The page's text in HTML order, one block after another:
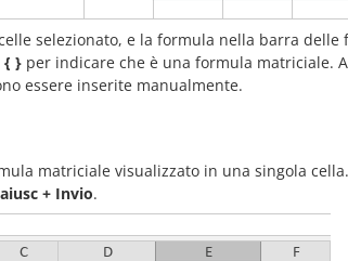
selezionato, e la formula nella barra delle
{ } per indicare che è una formula matriciale.
essere inserite manualmente.
matriciale visualizzato in una singola
+ Invio.